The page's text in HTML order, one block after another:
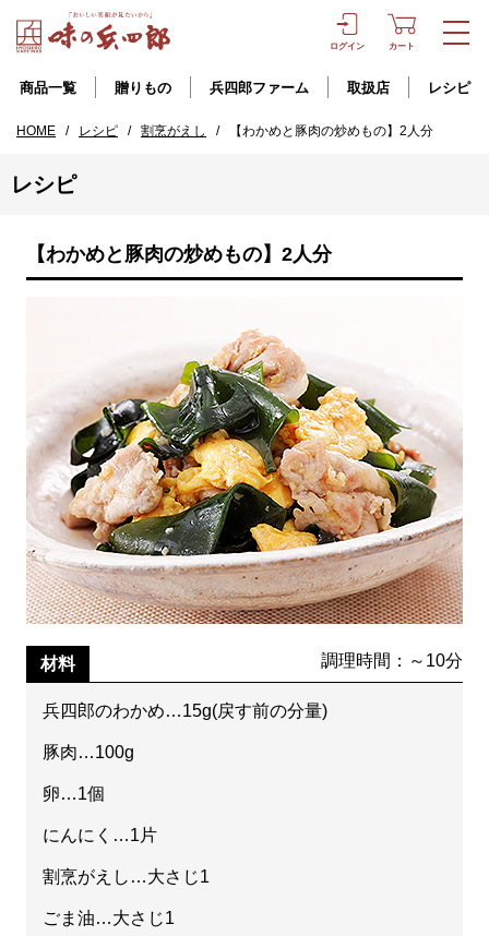
ログイン カート
商品一覧 贈りもの 兵四郎ファーム 取扱店 レシピ
HOME / レシピ / 割烹がえし / 【わかめと豚肉の炒めもの】2人分
レシピ
【わかめと豚肉の炒めもの】2人分
材料 調理時間：～10分
兵四郎のわかめ…15g(戻す前の分量)
豚肉…100g
卵…1個
にんにく…1片
割烹がえし…大さじ1
ごま油…大さじ1